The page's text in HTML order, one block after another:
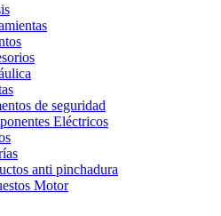
de seguridad
Eléctricos
anti pinchadura
Motor